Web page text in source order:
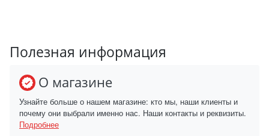
Полезная информация
О магазине
Узнайте больше о нашем магазине: кто мы, наши клиенты и
почему они выбрали именно нас. Наши контакты и реквизиты.
Подробнее